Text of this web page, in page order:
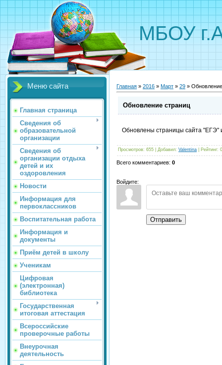
МБОУ
Меню сайта
Главная страница
Сведения об
образовательной
организации
Сведения об
организации отдыха
детей и их
оздоровления
Новости
Информация для
первоклассников
Воспитательная работа
Информация и
документы
Приём детей в школу
Ученикам
Цифровая
(электронная)
библиотека
Государственная
итоговая аттестация
Всероссийские
проверочные работы
Внеурочная
деятельность
Главная » 2016 » Март » 29 »
Обновление страниц
Обновлены страницы сайта
Просмотров: 655 Добавил: Valentina Рейтинг:
Всего комментариев: 0
Войдите:
Отправить